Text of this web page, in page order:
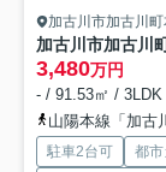
加古川市加古川
加古川市加古川
3,480万円
- / 91.53㎡ / 3LDK
山陽本線「加古
駐車2台可 都市